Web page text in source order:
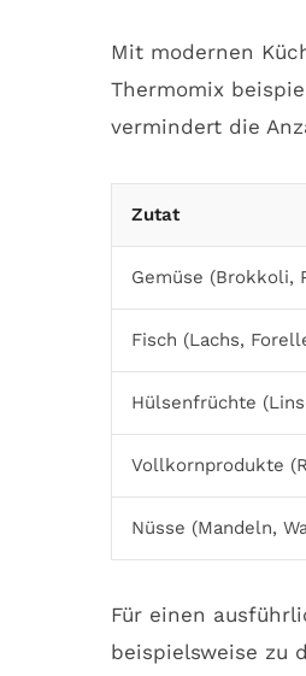
Mit modernen
Thermomix
vermindert die
Zutat
Gemüse (Brokkoli,
Fisch (Lachs,
Hülsenfrüchte
Vollkornprodukte
Nüsse (Mandeln,
Für einen
beispielsweise zu